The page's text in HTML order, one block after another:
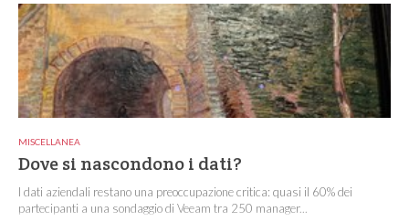
MISCELLANEA
Dove si nascondono i dati?
I dati aziendali restano una preoccupazione critica: quasi il 60% dei
partecipanti a una sondaggio di Veeam tra 250 manager...